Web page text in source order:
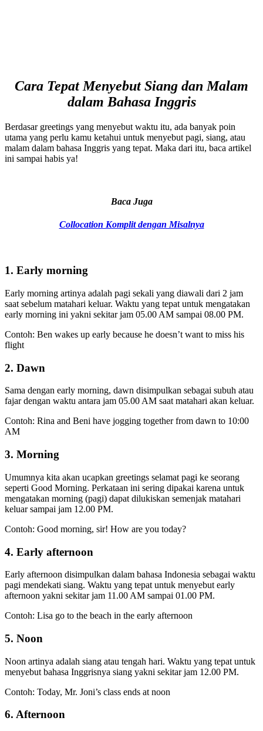
Cara Tepat Menyebut Siang dan Malam
dalam Bahasa Inggris
Berdasar greetings yang menyebut waktu itu, ada banyak poin
utama yang perlu kamu ketahui untuk menyebut pagi, siang, atau
malam dalam bahasa Inggris yang tepat. Maka dari itu, baca artikel
ini sampai habis ya!
Baca Juga
Collocation Komplit dengan Misalnya
1. Early morning
Early morning artinya adalah pagi sekali yang diawali dari 2 jam
saat sebelum matahari keluar. Waktu yang tepat untuk mengatakan
early morning ini yakni sekitar jam 05.00 AM sampai 08.00 PM.
Contoh: Ben wakes up early because he doesn’t want to miss his
flight
2. Dawn
Sama dengan early morning, dawn disimpulkan sebagai subuh atau
fajar dengan waktu antara jam 05.00 AM saat matahari akan keluar.
Contoh: Rina and Beni have jogging together from dawn to 10:00
AM
3. Morning
Umumnya kita akan ucapkan greetings selamat pagi ke seorang
seperti Good Morning. Perkataan ini sering dipakai karena untuk
mengatakan morning (pagi) dapat dilukiskan semenjak matahari
keluar sampai jam 12.00 PM.
Contoh: Good morning, sir! How are you today?
4. Early afternoon
Early afternoon disimpulkan dalam bahasa Indonesia sebagai waktu
pagi mendekati siang. Waktu yang tepat untuk menyebut early
afternoon yakni sekitar jam 11.00 AM sampai 01.00 PM.
Contoh: Lisa go to the beach in the early afternoon
5. Noon
Noon artinya adalah siang atau tengah hari. Waktu yang tepat untuk
menyebut bahasa Inggrisnya siang yakni sekitar jam 12.00 PM.
Contoh: Today, Mr. Joni’s class ends at noon
6. Afternoon